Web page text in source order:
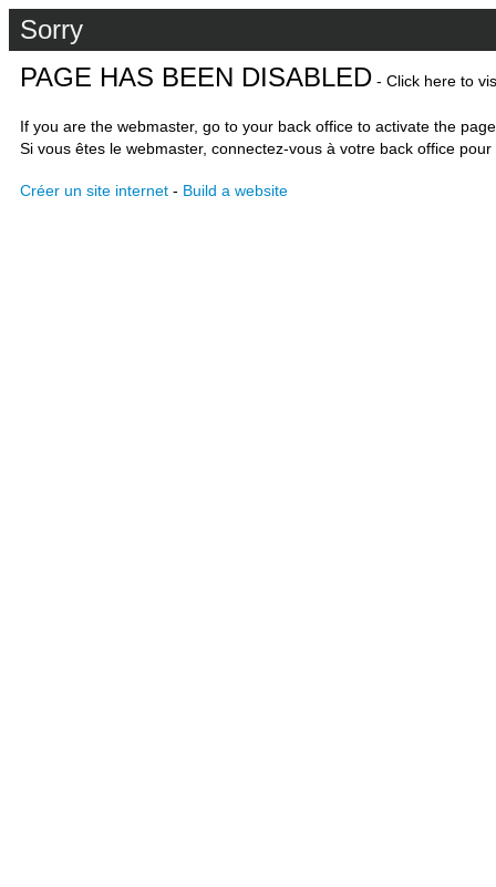
Sorry
PAGE HAS BEEN DISABLED - Click here to
If you are the webmaster, go to your back office to activate the
Si vous êtes le webmaster, connectez-vous à votre back office
Créer un site internet - Build a website